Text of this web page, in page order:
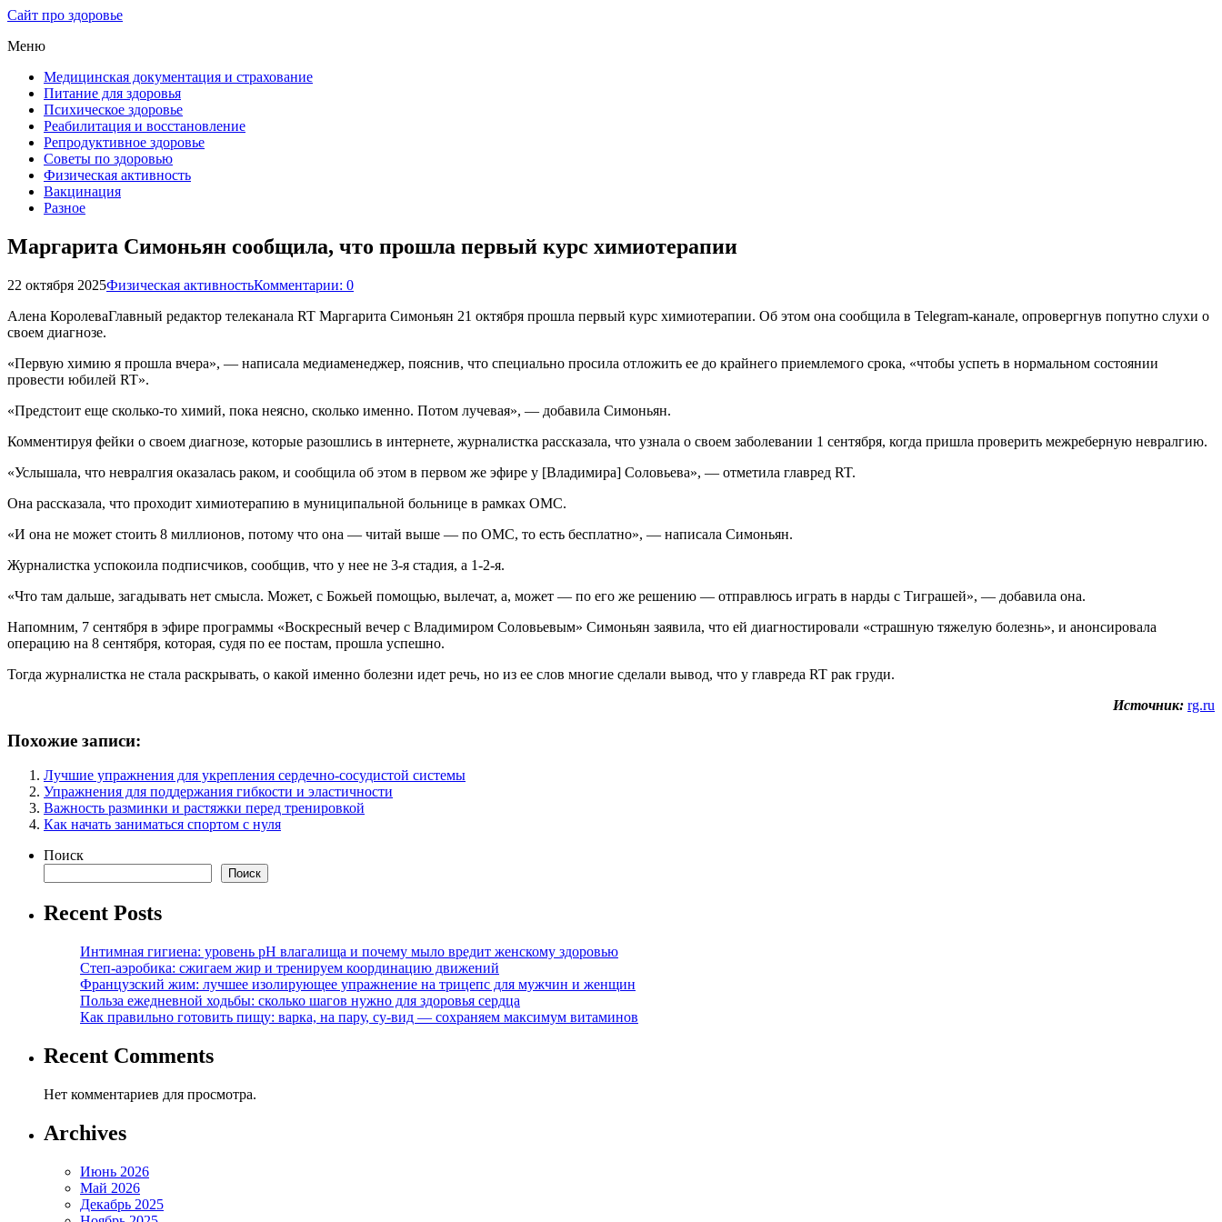
Сайт про здоровье
Меню
Медицинская документация и страхование
Питание для здоровья
Психическое здоровье
Реабилитация и восстановление
Репродуктивное здоровье
Советы по здоровью
Физическая активность
Вакцинация
Разное
Маргарита Симоньян сообщила, что прошла первый курс химиотерапии
22 октября 2025Физическая активностьКомментарии: 0
Алена КоролеваГлавный редактор телеканала RT Маргарита Симоньян 21 октября прошла первый курс химиотерапии. Об этом она сообщила в Telegram-канале, опровергнув попутно слухи о
своем диагнозе.
«Первую химию я прошла вчера», — написала медиаменеджер, пояснив, что специально просила отложить ее до крайнего приемлемого срока, «чтобы успеть в нормальном состоянии
провести юбилей RT».
«Предстоит еще сколько-то химий, пока неясно, сколько именно. Потом лучевая», — добавила Симоньян.
Комментируя фейки о своем диагнозе, которые разошлись в интернете, журналистка рассказала, что узнала о своем заболевании 1 сентября, когда пришла проверить межреберную невралгию.
«Услышала, что невралгия оказалась раком, и сообщила об этом в первом же эфире у [Владимира] Соловьева», — отметила главред RT.
Она рассказала, что проходит химиотерапию в муниципальной больнице в рамках ОМС.
«И она не может стоить 8 миллионов, потому что она — читай выше — по ОМС, то есть бесплатно», — написала Симоньян.
Журналистка успокоила подписчиков, сообщив, что у нее не 3-я стадия, а 1-2-я.
«Что там дальше, загадывать нет смысла. Может, с Божьей помощью, вылечат, а, может — по его же решению — отправлюсь играть в нарды с Тиграшей», — добавила она.
Напомним, 7 сентября в эфире программы «Воскресный вечер с Владимиром Соловьевым» Симоньян заявила, что ей диагностировали «страшную тяжелую болезнь», и анонсировала
операцию на 8 сентября, которая, судя по ее постам, прошла успешно.
Тогда журналистка не стала раскрывать, о какой именно болезни идет речь, но из ее слов многие сделали вывод, что у главреда RT рак груди.
Источник: rg.ru
Похожие записи:
Лучшие упражнения для укрепления сердечно-сосудистой системы
Упражнения для поддержания гибкости и эластичности
Важность разминки и растяжки перед тренировкой
Как начать заниматься спортом с нуля
Поиск
Поиск
Recent Posts
Интимная гигиена: уровень pH влагалища и почему мыло вредит женскому здоровью
Степ-аэробика: сжигаем жир и тренируем координацию движений
Французский жим: лучшее изолирующее упражнение на трицепс для мужчин и женщин
Польза ежедневной ходьбы: сколько шагов нужно для здоровья сердца
Как правильно готовить пищу: варка, на пару, су-вид — сохраняем максимум витаминов
Recent Comments
Нет комментариев для просмотра.
Archives
Июнь 2026
Май 2026
Декабрь 2025